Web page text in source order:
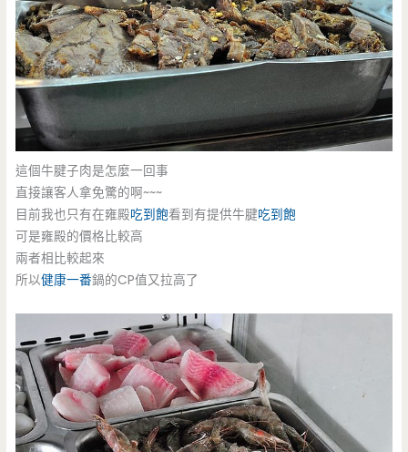
這個牛腱子肉是怎麼一回事
直接讓客人拿免驚的啊~~~
目前我也只有在雍殿吃到飽看到有提供牛腱吃到飽
可是雍殿的價格比較高
兩者相比較起來
所以健康一番鍋的CP值又拉高了